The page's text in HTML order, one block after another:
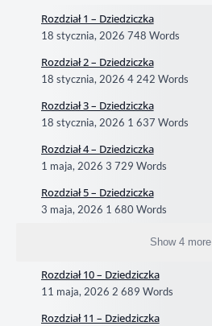
Rozdział 1 – Dziedziczka
18 stycznia, 2026 748 Words
Rozdział 2 – Dziedziczka
18 stycznia, 2026 4 242 Words
Rozdział 3 – Dziedziczka
18 stycznia, 2026 1 637 Words
Rozdział 4 – Dziedziczka
1 maja, 2026 3 729 Words
Rozdział 5 – Dziedziczka
3 maja, 2026 1 680 Words
Show 4 more
Rozdział 10 – Dziedziczka
11 maja, 2026 2 689 Words
Rozdział 11 – Dziedziczka